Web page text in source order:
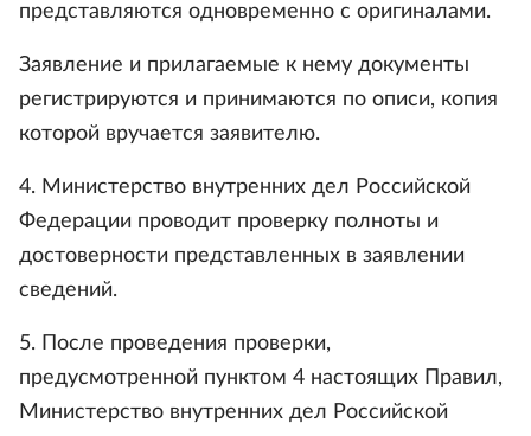
представляются одновременно с оригиналами.
Заявление и прилагаемые к нему документы
регистрируются и принимаются по описи, копия
которой вручается заявителю.
4. Министерство внутренних дел Российской
Федерации проводит проверку полноты и
достоверности представленных в заявлении
сведений.
5. После проведения проверки,
предусмотренной пунктом 4 настоящих Правил,
Министерство внутренних дел Российской